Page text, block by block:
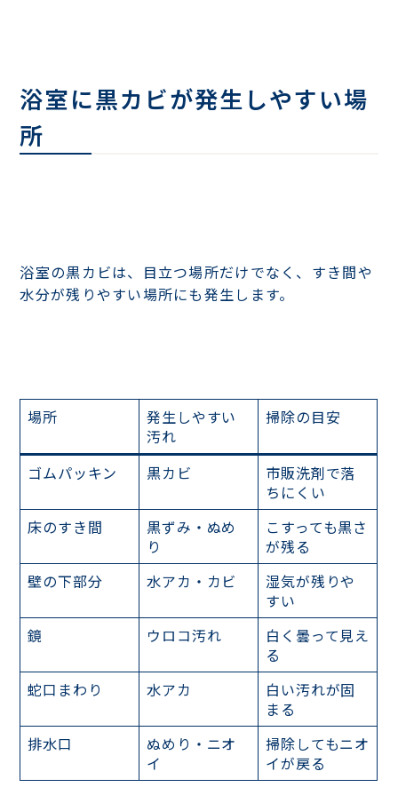
浴室に黒カビが発生しやすい場
所
浴室の黒カビは、目立つ場所だけでなく、すき間や
水分が残りやすい場所にも発生します。
場所
発生しやすい
汚れ
掃除の目安
ゴムパッキン 黒カビ
市販洗剤で落
ちにくい
床のすき間
黒ずみ・ぬめ
り
こすっても黒さ
が残る
壁の下部分
水アカ・カビ
湿気が残りや
すい
鏡
ウロコ汚れ
白く曇って見え
る
蛇口まわり
水アカ
白い汚れが固
まる
排水口
ぬめり・ニオ
イ
掃除してもニオ
イが戻る